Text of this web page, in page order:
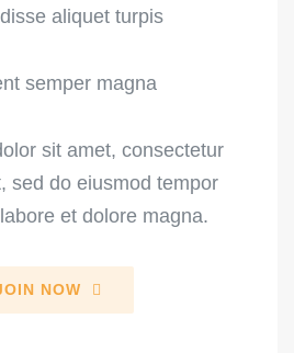
aliquet turpis
semper magna
sit amet, consectetur
sed do eiusmod tempor
et dolore magna.
NOW